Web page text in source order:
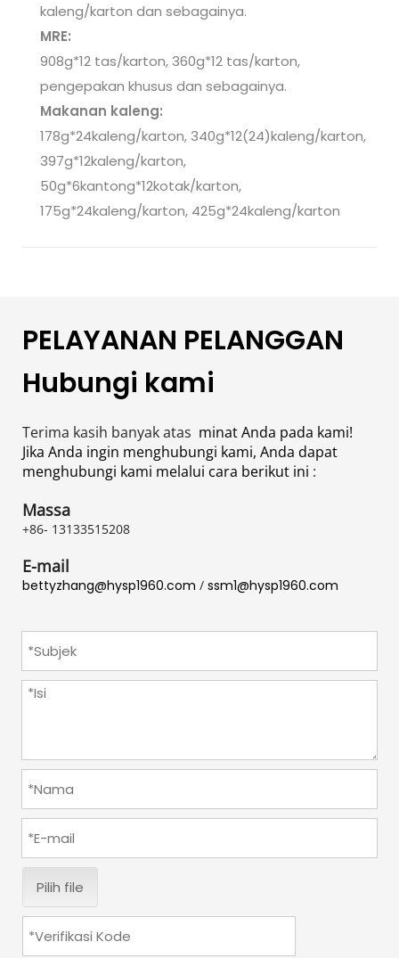
kaleng/karton dan sebagainya.
MRE:
908g*12 tas/karton, 360g*12 tas/karton,
pengepakan khusus dan sebagainya.
Makanan kaleng:
178g*24kaleng/karton, 340g*12(24)kaleng/karton,
397g*12kaleng/karton,
50g*6kantong*12kotak/karton,
175g*24kaleng/karton, 425g*24kaleng/karton
PELAYANAN PELANGGAN
Hubungi kami
Terima kasih banyak atas minat Anda pada kami!
Jika Anda ingin menghubungi kami, Anda dapat
menghubungi kami melalui cara berikut ini :
Massa
+86- 13133515208
E-mail
bettyzhang@hysp1960.com / ssm1@hysp1960.com
Pilih file